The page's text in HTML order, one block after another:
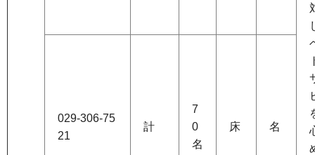
029-306-75
21
計
7
0
名
床 名